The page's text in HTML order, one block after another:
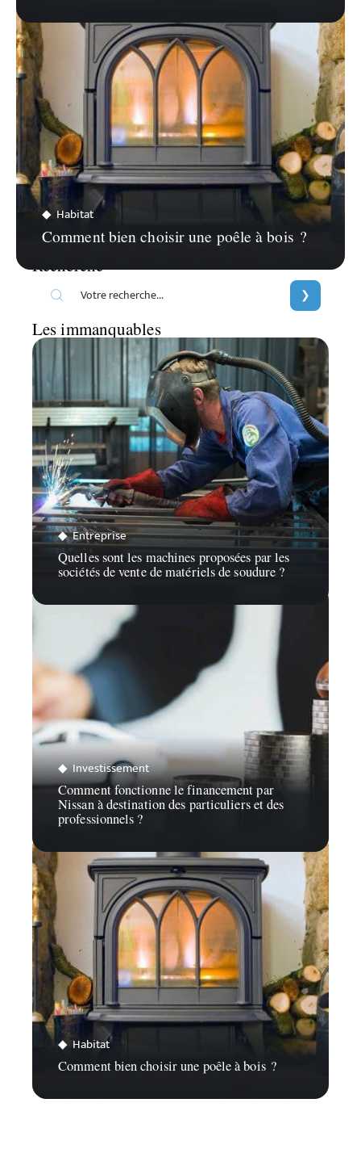
Habitat
Comment bien choisir une poêle à bois ?
Recherche
Les immanquables
Entreprise
Quelles sont les machines proposées par les
sociétés de vente de matériels de soudure ?
Investissement
Comment fonctionne le financement par
Nissan à destination des particuliers et des
professionnels ?
Habitat
Comment bien choisir une poêle à bois ?